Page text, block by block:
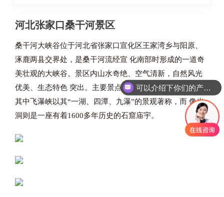
河北张家口桑干河景区
桑干河大峡谷位于河北省张家口宣化区王家湾乡与阳原、
涿鹿两县交界处，是桑干河流经宣 化南部时形成的一道奇
美壮观的大峡谷。景区内山水奇绝、空气清新，自然风光
优美、生态特色 突出。主要景点包括飞瀑峡、像光洞等，
其中飞瀑峡以其“一湖、四潭、九瀑”的景观著称，而 像光
洞则是一座有着1600多年历史的石窟庙宇。
可以介绍下你们的产品么